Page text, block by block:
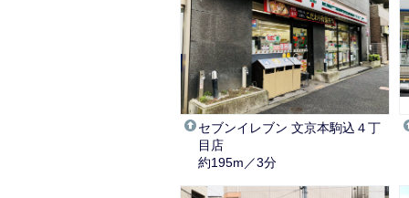
セブンイレブン 文京本駒込４丁
目店
約195m／3分